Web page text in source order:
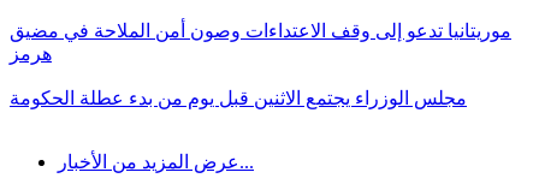
موريتانيا تدعو إلى وقف الاعتداءات وصون أمن الملاحة في مضيق
هرمز
مجلس الوزراء يجتمع الاثنين قبل يوم من بدء عطلة الحكومة
عرض المزيد من الأخبار...